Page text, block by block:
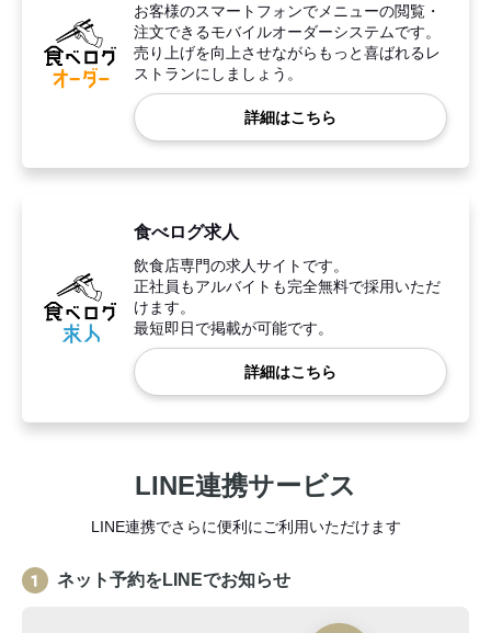
お客様のスマートフォンでメニューの閲覧・
注文できるモバイルオーダーシステムです。
売り上げを向上させながらもっと喜ばれるレ
ストランにしましょう。
詳細はこちら
食べログ求人
飲食店専門の求人サイトです。
正社員もアルバイトも完全無料で採用いただ
けます。
最短即日で掲載が可能です。
詳細はこちら
LINE連携サービス
LINE連携でさらに便利にご利用いただけます
ネット予約をLINEでお知らせ